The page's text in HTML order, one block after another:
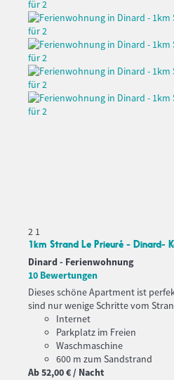
2 1
1km Strand Le Prieuré - Dinard-
Dinard - Ferienwohnung
10 Bewertungen
Dieses schöne Apartment ist
sind nur wenige Schritte vom
Internet
Parkplatz im Freien
Waschmaschine
600 m zum Sandstrand
Ab52,00 €/ Nacht